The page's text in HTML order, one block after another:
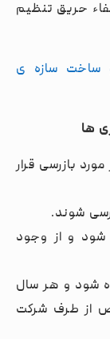
حریق تنظیم
ساخت سازه ی
ها
بازرسی قرار
شوند.
شود و از وجود
شود و هر سال
از طرف شرکت